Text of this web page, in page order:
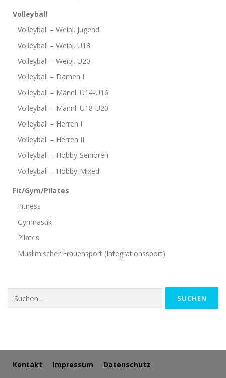
Volleyball
Volleyball – Weibl. Jugend
Volleyball – Weibl. U18
Volleyball – Weibl. U20
Volleyball – Damen I
Volleyball – Männl. U14-U16
Volleyball – Männl. U18-U20
Volleyball – Herren I
Volleyball – Herren II
Volleyball – Hobby-Senioren
Volleyball – Hobby-Mixed
Fit/Gym/Pilates
Fitness
Gymnastik
Pilates
Muslimischer Frauensport (Integrationssport)
nach:
Kontakt Impressum Datenschutz